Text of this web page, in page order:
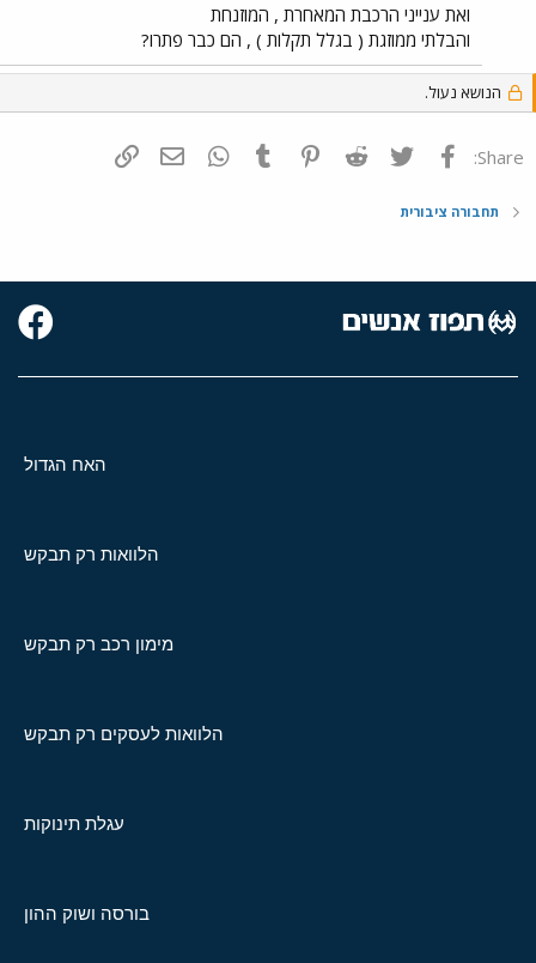
ואת ענייני הרכבת המאחרת , המוזנחת
והבלתי ממוזגת ( בגלל תקלות ) , הם כבר פתרו?
הנושא נעול.
Share: פייסבוק Twitter
Reddit
Pinterest
Tumblr
WhatsAppדואר אלקטרוני
תחבורה ציבורית
האח הגדול
הלוואות רק תבקש
מימון רכב רק תבקש
הלוואות לעסקים רק תבקש
עגלת תינוקות
בורסה ושוק ההון